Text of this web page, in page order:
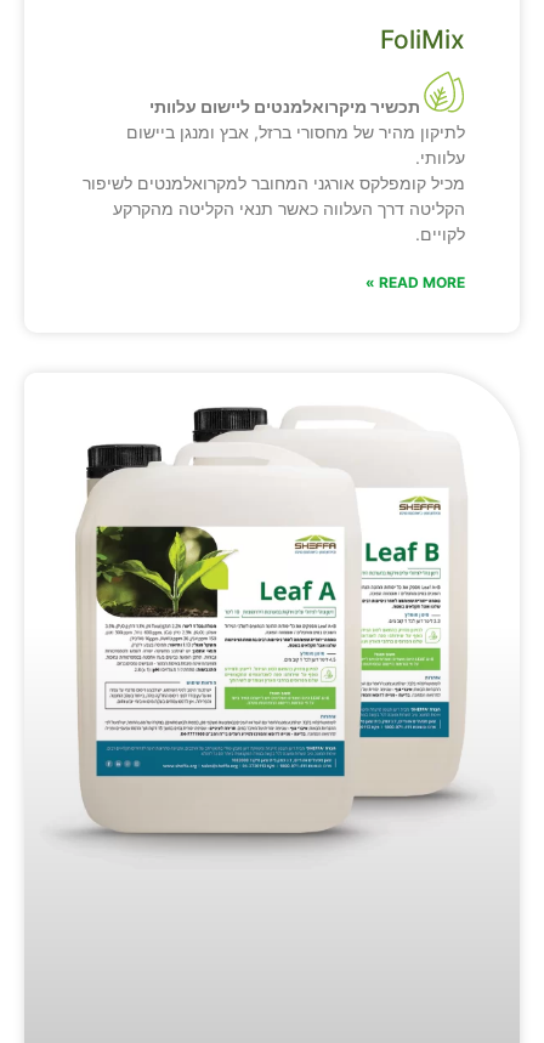
FoliMix
תכשיר מיקרואלמנטים ליישום עלוותי
לתיקון מהיר של מחסורי ברזל, אבץ ומנגן ביישום
עלוותי.
מכיל קומפלקס אורגני המחובר למקרואלמנטים לשיפור
הקליטה דרך העלווה כאשר תנאי הקליטה מהקרקע
לקויים.
READ MORE »